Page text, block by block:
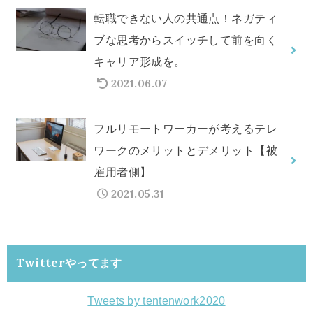
転職できない人の共通点！ネガティ
ブな思考からスイッチして前を向く
キャリア形成を。
2021.06.07
フルリモートワーカーが考えるテレ
ワークのメリットとデメリット【被
雇用者側】
2021.05.31
Twitterやってます
Tweets by tentenwork2020